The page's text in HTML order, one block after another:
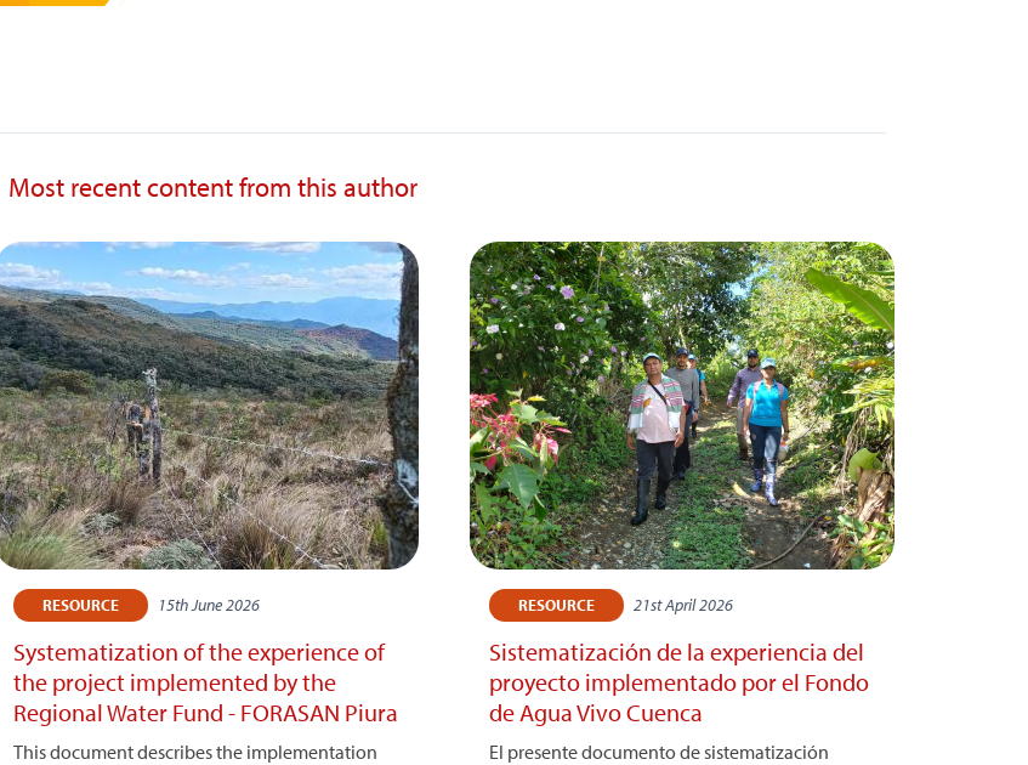
Most recent content from this author
RESOURCE 15th June 2026
Systematization of the experience of
the project implemented by the
Regional Water Fund - FORASAN Piura
This document describes the implementation
RESOURCE 21st April 2026
Sistematización de la experiencia del
proyecto implementado por el Fondo
de Agua Vivo Cuenca
El presente documento de sistematización